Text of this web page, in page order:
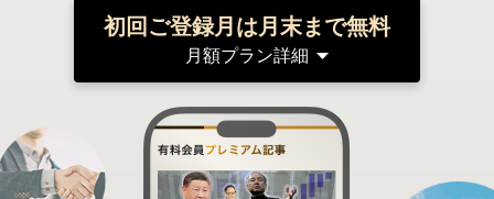
初回ご登録月は月末まで無料
月額プラン詳細